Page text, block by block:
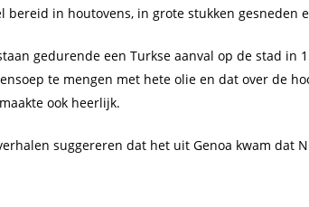
in houtovens, in grote stukken gesneden
gedurende een Turkse aanval op de stad in
te mengen met hete olie en dat over de
ook heerlijk.
suggereren dat het uit Genoa kwam dat